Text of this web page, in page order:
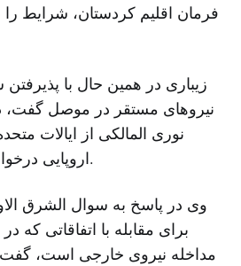
فرمان اقلیم کردستان، شرایط را
زیباری در همین حال با
نیروهای مستقر در موصل گفت،
نوری المالکی از ایالات
اروپایی درخواست کمک کرده است.
وی در پاسخ به سوال الشرق
برای مقابله با اتفاقاتی که
مداخله نیروی خارجی است،